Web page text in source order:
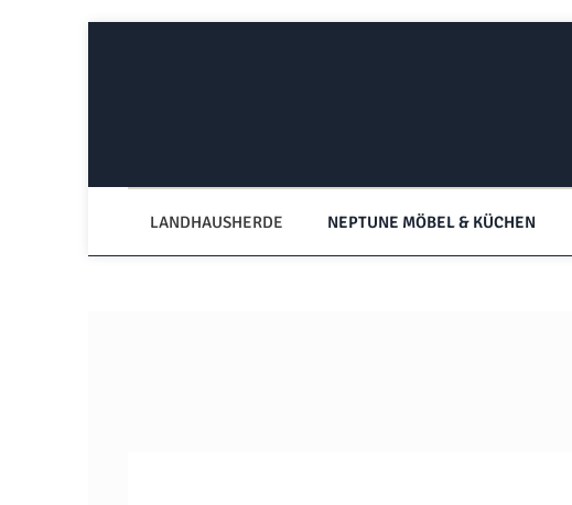
LANDHAUSHERDE NEPTUNE MÖBEL & KÜCHEN